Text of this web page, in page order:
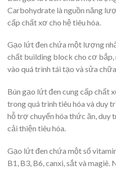
Carbohydrate là nguồn năng
cấp chất xơ cho hệ tiêu hóa.
Gạo lứt đen chứa một lượng
chất building block cho cơ bắp,
vào quá trình tái tạo và sửa
Bún gạo lứt đen cung cấp chất
trong quá trình tiêu hóa và duy
hỗ trợ chuyển hóa thức ăn, duy
cải thiện tiêu hóa.
Gạo lứt đen chứa một số
B1, B3, B6, canxi, sắt và